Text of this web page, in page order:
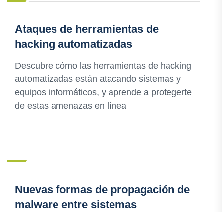
Ataques de herramientas de
hacking automatizadas
Descubre cómo las herramientas de hacking
automatizadas están atacando sistemas y
equipos informáticos, y aprende a protegerte
de estas amenazas en línea
Nuevas formas de propagación de
malware entre sistemas